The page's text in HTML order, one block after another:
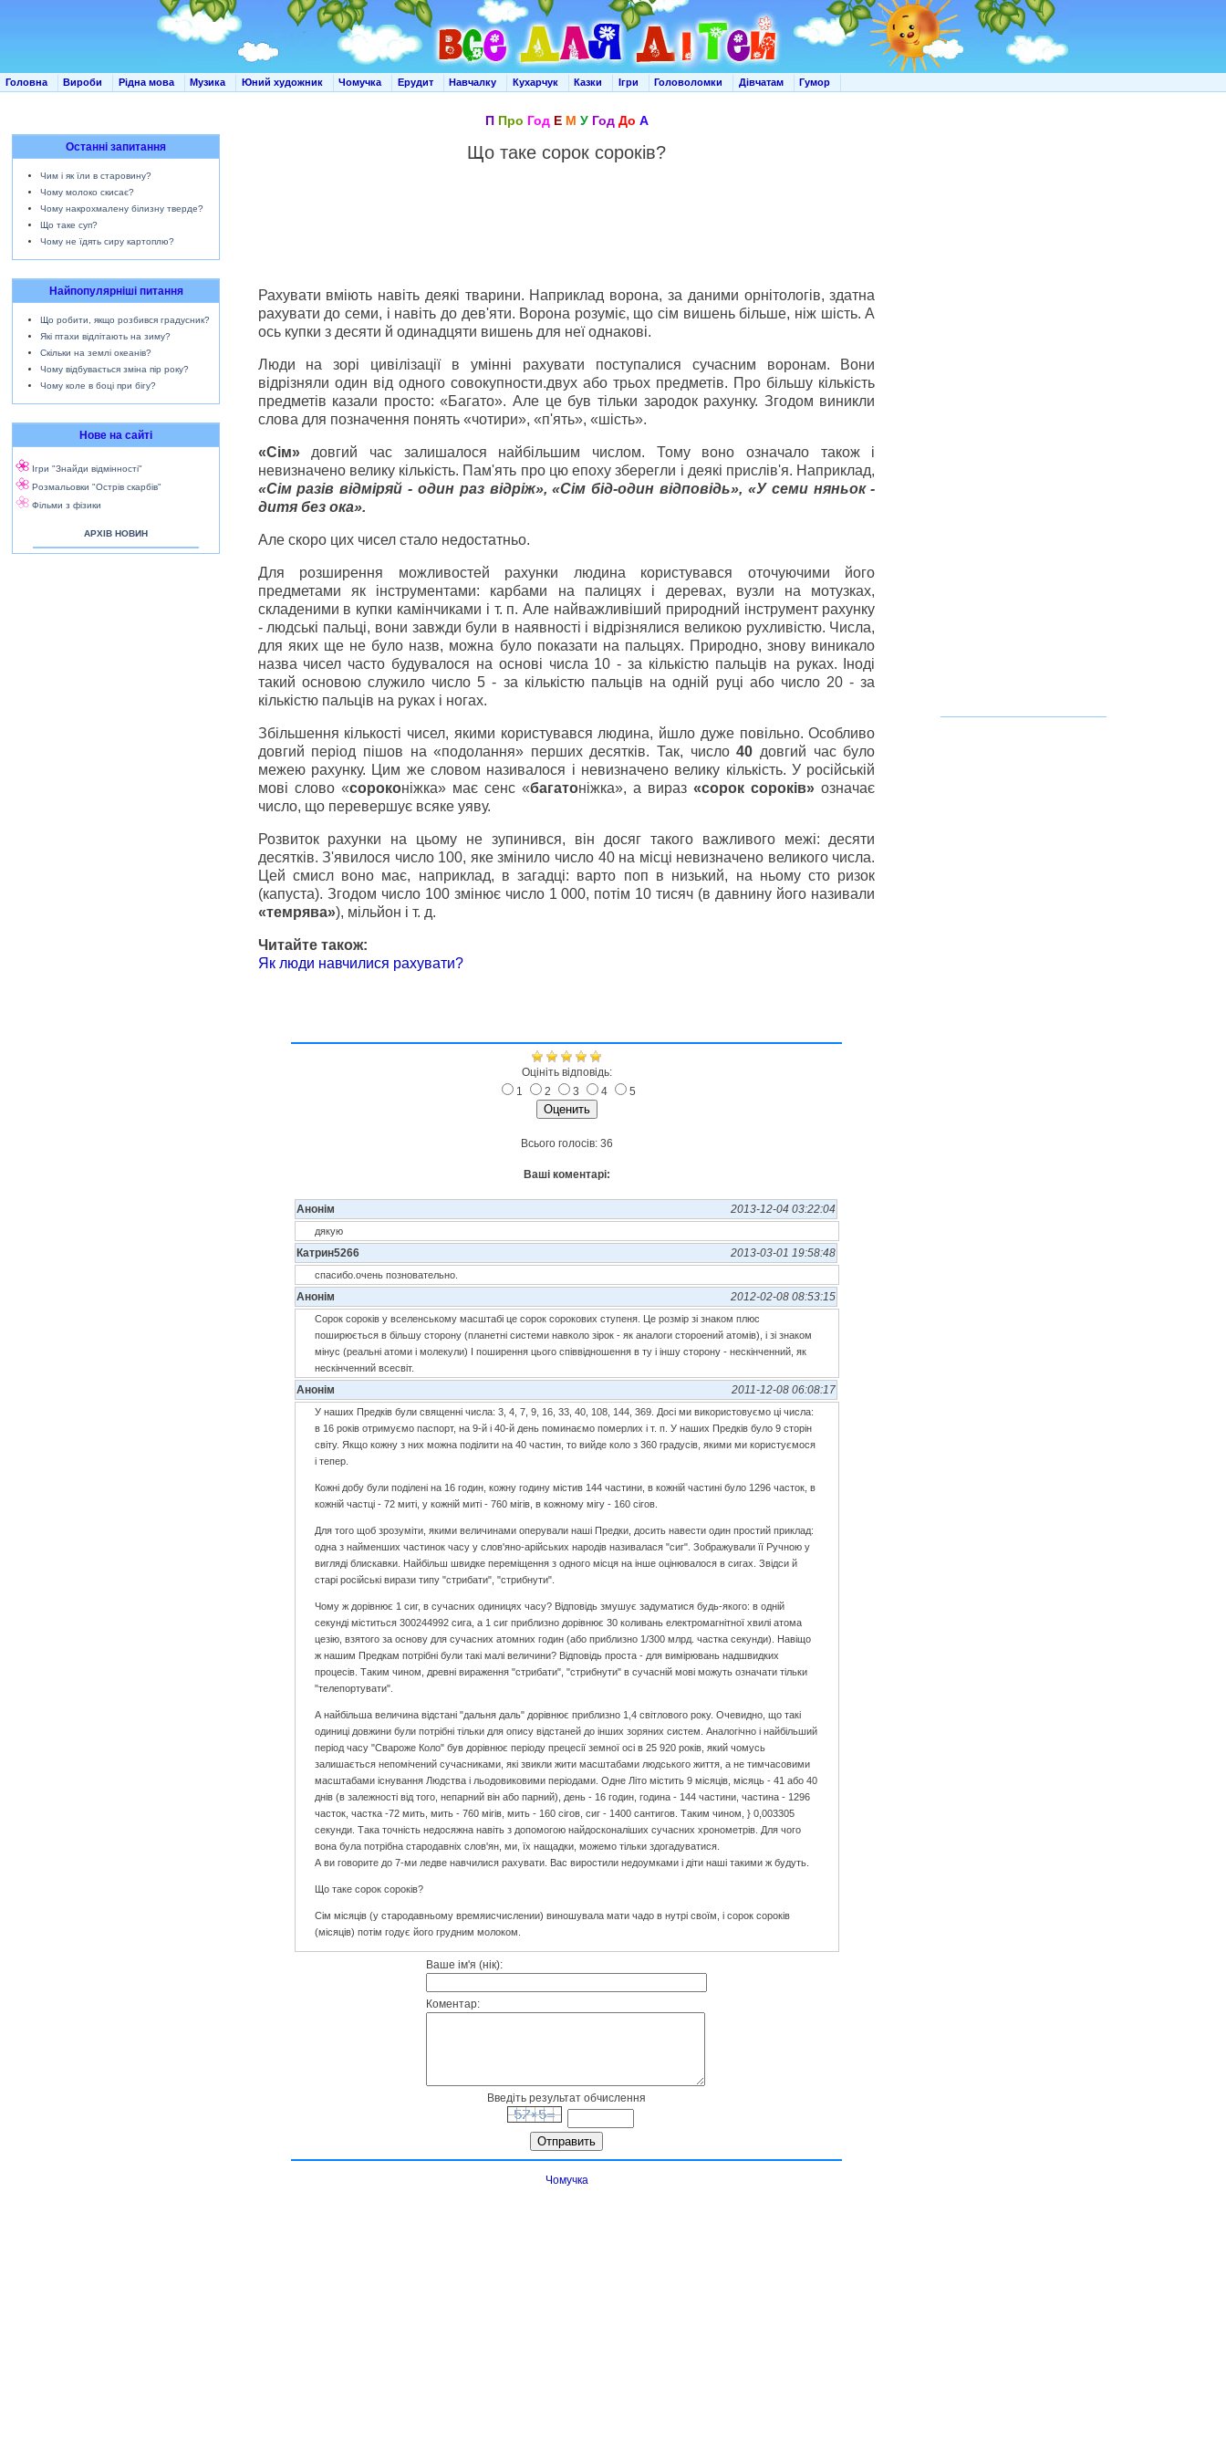
Головна Вироби Рідна мова Музика Юний художник Чомучка Ерудит Навчалку Кухарчук Казки Ігри Головоломки Дівчатам Гумор
Останні запитання
Чим і як їли в старовину?
Чому молоко скисає?
Чому накрохмалену білизну тверде?
Що таке суп?
Чому не їдять сиру картоплю?
Найпопулярніші питання
Що робити, якщо розбився градусник?
Які птахи відлітають на зиму?
Скільки на землі океанів?
Чому відбувається зміна пір року?
Чому коле в боці при бігу?
Нове на сайті
Ігри "Знайди відмінності"
Розмальовки "Острів скарбів"
Фільми з фізики
АРХІВ НОВИН
П Про Год Е М У Год До А
Що таке сорок сороків?
Рахувати вміють навіть деякі тварини. Наприклад ворона, за даними орнітологів, здатна
рахувати до семи, і навіть до дев'яти. Ворона розуміє, що сім вишень більше, ніж шість. А
ось купки з десяти й одинадцяти вишень для неї однакові.
Люди на зорі цивілізації в умінні рахувати поступалися сучасним воронам. Вони
відрізняли один від одного совокупности.двух або трьох предметів. Про більшу кількість
предметів казали просто: «Багато». Але це був тільки зародок рахунку. Згодом виникли
слова для позначення понять «чотири», «п'ять», «шість».
«Сім»довгий час залишалося найбільшим числом. Тому воно означало також і
невизначено велику кількість. Пам'ять про цю епоху зберегли і деякі прислів'я. Наприклад,
«Сім разів відміряй - один раз відріж», «Сім бід-один відповідь», «У семи няньок -
дитя без ока».
Але скоро цих чисел стало недостатньо.
Для розширення можливостей рахунки людина користувався оточуючими його
предметами як інструментами: карбами на палицях і деревах, вузли на мотузках,
складеними в купки камінчиками і т. п. Але найважливіший природний інструмент рахунку
- людські пальці, вони завжди були в наявності і відрізнялися великою рухливістю. Числа,
для яких ще не було назв, можна було показати на пальцях. Природно, знову виникало
назва чисел часто будувалося на основі числа 10 - за кількістю пальців на руках. Іноді
такий основою служило число 5 - за кількістю пальців на одній руці або число 20 - за
кількістю пальців на руках і ногах.
Збільшення кількості чисел, якими користувався людина, йшло дуже повільно. Особливо
довгий період пішов на «подолання» перших десятків. Так, число40 довгий час було
межею рахунку. Цим же словом називалося і невизначено велику кількість. У російській
мові слово «сороконіжка» має сенс «багатоніжка», а вираз «сорок сороків» означає
число, що перевершує всяке уяву.
Розвиток рахунки на цьому не зупинився, він досяг такого важливого межі: десяти
десятків. З'явилося число 100, яке змінило число 40 на місці невизначено великого числа.
Цей смисл воно має, наприклад, в загадці: варто поп в низький, на ньому сто ризок
(капуста). Згодом число 100 змінює число 1 000, потім 10 тисяч (в давнину його називали
«темрява»), мільйон і т. д.
Читайте також:
Як люди навчилися рахувати?
Оцініть відповідь:
1
2 3 4 5
Всього голосів: 36
Ваші коментарі:
Анонім 2013-12-04 03:22:04
дякую
Катрин5266 2013-03-01 19:58:48
спасибо.очень позновательно.
Анонім 2012-02-08 08:53:15
Сорок сороків у вселенському масштабі це сорок сорокових ступеня. Це розмір зі знаком плюс
поширюється в більшу сторону (планетні системи навколо зірок - як аналоги стороений атомів), і зі знаком
мінус (реальні атоми і молекули) І поширення цього співвідношення в ту і іншу сторону - нескінченний, як
нескінченний всесвіт.
Анонім 2011-12-08 06:08:17
У наших Предків були священні числа: 3, 4, 7, 9, 16, 33, 40, 108, 144, 369. Досі ми використовуємо ці числа:
в 16 років отримуємо паспорт, на 9-й і 40-й день поминаємо померлих і т. п. У наших Предків було 9 сторін
світу. Якщо кожну з них можна поділити на 40 частин, то вийде коло з 360 градусів, якими ми користуємося
і тепер.
Кожні добу були поділені на 16 годин, кожну годину містив 144 частини, в кожній частині було 1296 часток, в
кожній частці - 72 миті, у кожній миті - 760 мігів, в кожному мігу - 160 сігов.
Для того щоб зрозуміти, якими величинами оперували наші Предки, досить навести один простий приклад:
одна з найменших частинок часу у слов'яно-арійських народів називалася "сиг". Зображували її Ручною у
вигляді блискавки. Найбільш швидке переміщення з одного місця на інше оцінювалося в сигах. Звідси й
старі російські вирази типу "стрибати", "стрибнути".
Чому ж дорівнює 1 сиг, в сучасних одиницях часу? Відповідь змушує задуматися будь-якого: в одній
секунді міститься 300244992 сига, а 1 сиг приблизно дорівнює 30 коливань електромагнітної хвилі атома
цезію, взятого за основу для сучасних атомних годин (або приблизно 1/300 млрд. частка секунди). Навіщо
ж нашим Предкам потрібні були такі малі величини? Відповідь проста - для вимірювань надшвидких
процесів. Таким чином, древні вираження "стрибати", "стрибнути" в сучасній мові можуть означати тільки
"телепортувати".
А найбільша величина відстані "дальня даль" дорівнює приблизно 1,4 світлового року. Очевидно, що такі
одиниці довжини були потрібні тільки для опису відстаней до інших зоряних систем. Аналогічно і найбільший
період часу "Свароже Коло" був дорівнює періоду прецесії земної осі в 25 920 років, який чомусь
залишається непомічений сучасниками, які звикли жити масштабами людського життя, а не тимчасовими
масштабами існування Людства і льодовиковими періодами. Одне Літо містить 9 місяців, місяць - 41 або 40
днів (в залежності від того, непарний він або парний), день - 16 годин, година - 144 частини, частина - 1296
часток, частка -72 мить, мить - 760 мігів, мить - 160 сігов, сиг - 1400 сантигов. Таким чином, } 0,003305
секунди. Така точність недосяжна навіть з допомогою найдосконаліших сучасних хронометрів. Для чого
вона була потрібна стародавніх слов'ян, ми, їх нащадки, можемо тільки здогадуватися.
А ви говорите до 7-ми ледве навчилися рахувати. Вас виростили недоумками і діти наші такими ж будуть.
Що таке сорок сороків?
Сім місяців (у стародавньому времяисчислении) виношувала мати чадо в нутрі своїм, і сорок сороків
(місяців) потім годує його грудним молоком.
Ваше ім'я (нік):
Коментар:
Введіть результат обчислення
Чомучка